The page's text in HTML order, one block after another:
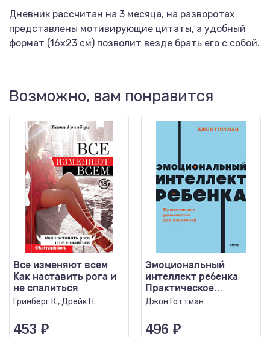
Дневник рассчитан на 3 месяца, на разворотах
представлены мотивирующие цитаты, а удобный
формат (16x23 см) позволит везде брать его с собой.
Возможно, вам понравится
Все изменяют всем
Как наставить рога и
не спалиться
Гринберг К., Дрейк Н.
453 ₽
Эмоциональный
интеллект ребенка
Практическое
руководство для
Джон Готтман
496 ₽